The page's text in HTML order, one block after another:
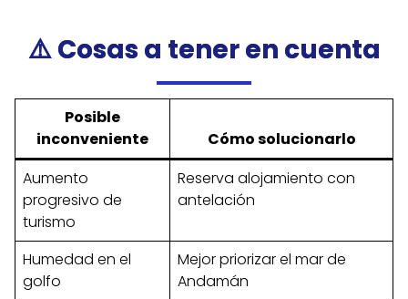
⚠️ Cosas a tener en cuenta
Posible
inconveniente
Cómo solucionarlo
Aumento
progresivo de
turismo
Reserva alojamiento con
antelación
Humedad en el
golfo
Mejor priorizar el mar de
Andamán